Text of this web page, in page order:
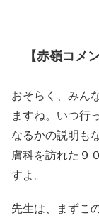
【赤嶺コメ
おそらく、みん
ますね。いつ行
なるかの説明も
膚科を訪れた９
すよ。
先生は、まずこ